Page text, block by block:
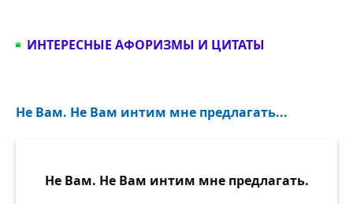
ИНТЕРЕСНЫЕ АФОРИЗМЫ И ЦИТАТЫ
Не Вам. Не Вам интим мне предлагать...
Не Вам. Не Вам интим мне предлагать.